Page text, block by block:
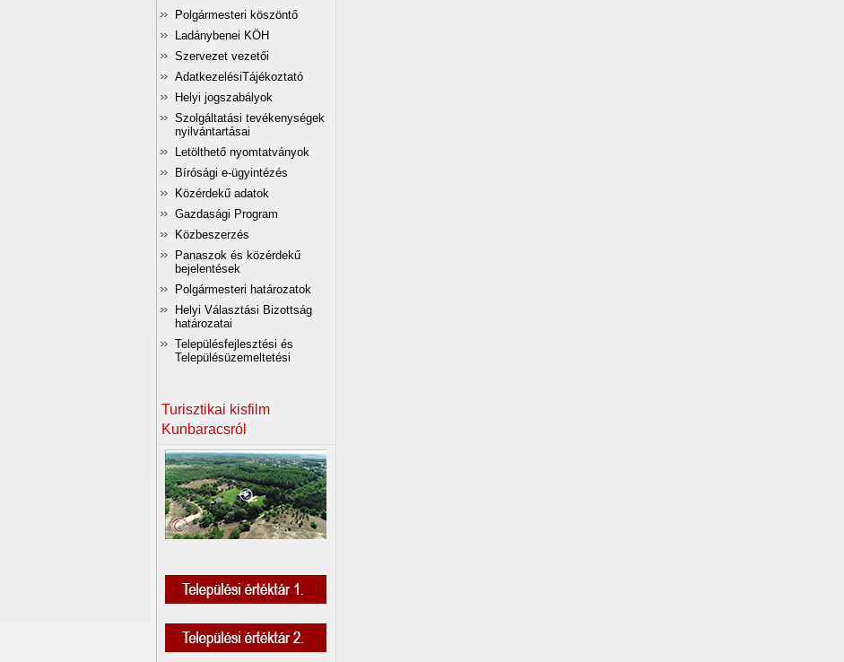
Polgármesteri köszöntő
Ladánybenei KÖH
Szervezet vezetői
AdatkezelésiTájékoztató
Helyi jogszabályok
Szolgáltatási tevékenységek
nyilvántartásai
Letölthető nyomtatványok
Bírósági e-ügyintézés
Közérdekű adatok
Gazdasági Program
Közbeszerzés
Panaszok és közérdekű
bejelentések
Polgármesteri határozatok
Helyi Választási Bizottság
határozatai
Településfejlesztési és
Településüzemeltetési
Turisztikai kisfilm
Kunbaracsról